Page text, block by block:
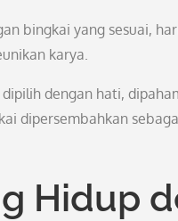
bingkai yang sesuai,
karya.
dengan hati,
dipersembahkan
Hidup